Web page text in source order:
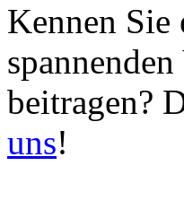
Kennen Sie
beitragen?
uns!